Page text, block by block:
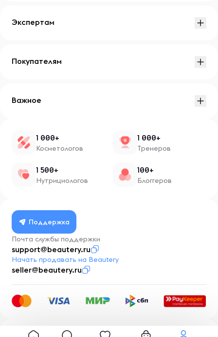
Экспертам
Покупателям
Важное
1 000+
Косметологов
1 000+
Тренеров
1 500+
Нутрициологов
100+
Блоггеров
Поддержка
Почта службы поддержки
support@beautery.ru
Начать продавать на Beautery
seller@beautery.ru